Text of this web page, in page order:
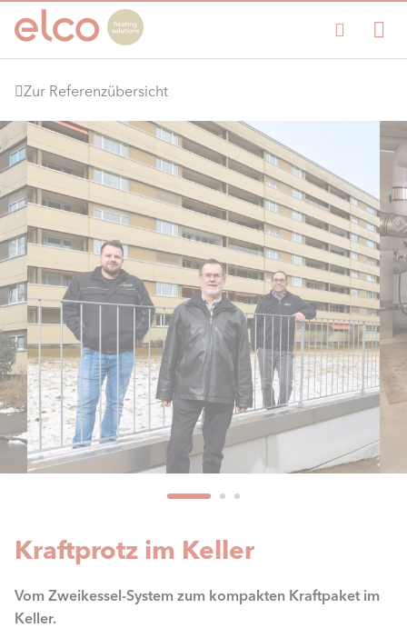
Zur Referenzübersicht
Kraftprotz im Keller
Vom Zweikessel-System zum kompakten Kraftpaket im
Keller.